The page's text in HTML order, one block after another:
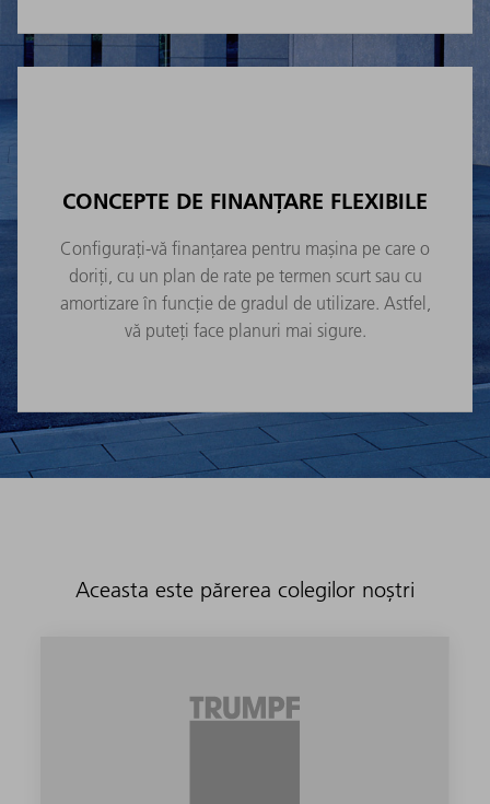
CONCEPTE DE FINANȚARE FLEXIBILE
Configurați-vă finanțarea pentru mașina pe care o
doriți, cu un plan de rate pe termen scurt sau cu
amortizare în funcție de gradul de utilizare. Astfel,
vă puteți face planuri mai sigure.
Aceasta este părerea colegilor noștri